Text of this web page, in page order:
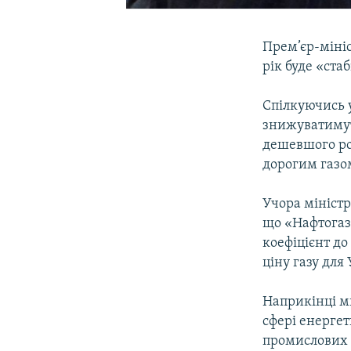
Прем’єр-
рік буде
Спілкуючись
дешевшого
дорогим
Учора
що «Нафтогаз
коефіцієнт
ціну газу
Наприкінці
сфері
промислових